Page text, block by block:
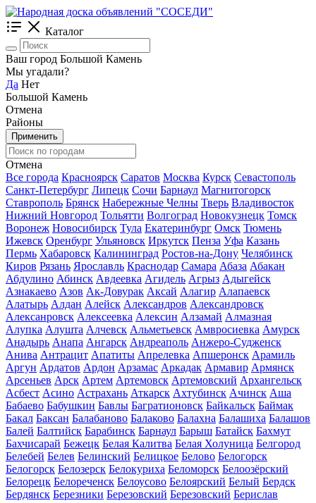
Каталог
Ваш город Большой Камень
Мы угадали?
Да Нет
Большой Камень
Отмена
Районы
Применить
Отмена
Все города Красноярск Саратов Москва Курск Севастополь
Санкт-Петербург Липецк Сочи Барнаул Магнитогорск
Ставрополь Брянск Набережные Челны Тверь Владивосток
Нижний Новгород Тольятти Волгоград Новокузнецк Томск
Воронеж Новосибирск Тула Екатеринбург Омск Тюмень
Ижевск Оренбург Ульяновск Иркутск Пенза Уфа Казань
Пермь Хабаровск Калининград Ростов-на-Дону Челябинск
Киров Рязань Ярославль Краснодар Самара Абаза Абакан
Абдулино Абинск Авдеевка Агидель Агрыз Адыгейск
Азнакаево Азов Ак-Довурак Аксай Алагир Алапаевск
Алатырь Алдан Алейск Александров Александровск
Алексанровск Алексеевка Алексин Алзамай Алмазная
Алупка Алушта Алчевск Альметьевск Амвросиевка Амурск
Анадырь Анапа Ангарск Андреаполь Анжеро-Судженск
Анива Антрацит Апатиты Апрелевка Апшеронск Арамиль
Аргун Ардатов Ардон Арзамас Аркадак Армавир Армянск
Арсеньев Арск Артем Артемовск Артемовский Архангельск
Асбест Асино Астрахань Аткарск Ахтубинск Ачинск Аша
Бабаево Бабушкин Бавлы Багратионовск Байкальск Баймак
Бакал Баксан Балабаново Балаково Балахна Балашиха Балашов
Балей Балтийск Барабинск Барнаул Барыш Батайск Бахмут
Бахчисарай Бежецк Белая Калитва Белая Холуница Белгород
Белебей Белев Белинский Белицкое Белово Белогорск
Белогорск Белозерск Белокуриха Беломорск Белоозёрский
Белорецк Белореченск Белоусово Белоярский Белый Бердск
Бердянск Березники Березовский Березовский Берислав